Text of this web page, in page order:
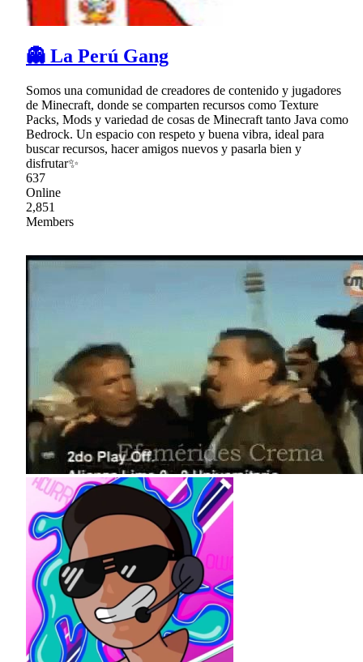
👻 La Perú Gang
Somos una comunidad de creadores de contenido y jugadores
de Minecraft, donde se comparten recursos como Texture
Packs, Mods y variedad de cosas de Minecraft tanto Java como
Bedrock. Un espacio con respeto y buena vibra, ideal para
buscar recursos, hacer amigos nuevos y pasarla bien y
disfrutar✨
637
Online
2,851
Members